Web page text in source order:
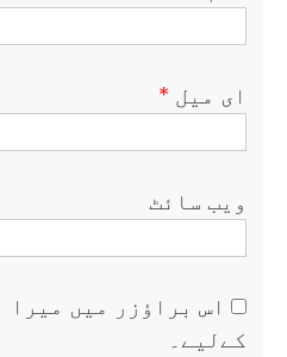
ای میل *
ویب‌ سائٹ
اس براؤزر میں
کےلیے۔